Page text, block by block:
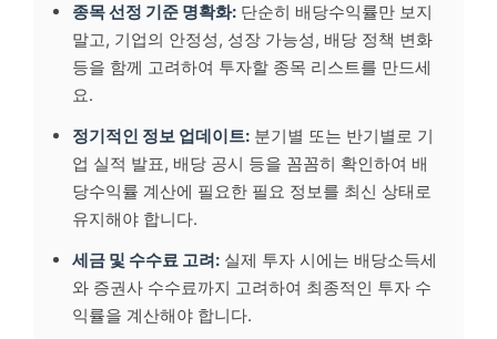
종목 선정 기준 명확화: 단순히 배당수익률만 보지
말고, 기업의 안정성, 성장 가능성, 배당 정책 변화
등을 함께 고려하여 투자할 종목 리스트를 만드세
요.
정기적인 정보 업데이트: 분기별 또는 반기별로 기
업 실적 발표, 배당 공시 등을 꼼꼼히 확인하여 배
당수익률 계산에 필요한 필요 정보를 최신 상태로
유지해야 합니다.
세금 및 수수료 고려: 실제 투자 시에는 배당소득세
와 증권사 수수료까지 고려하여 최종적인 투자 수
익률을 계산해야 합니다.